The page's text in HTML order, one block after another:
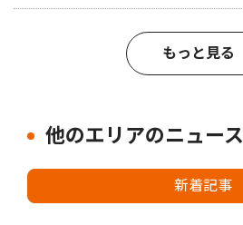
もっと見る
他のエリアのニュース
新着記事